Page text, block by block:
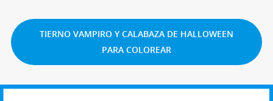
TIERNO VAMPIRO Y CALABAZA DE HALLOWEEN
PARA COLOREAR